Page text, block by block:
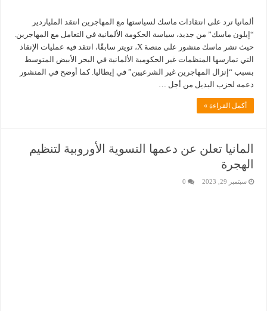
ألمانيا ترد على انتقادات ماسك لسياستها مع المهاجرين انتقد الملياردير
“إيلون ماسك” من جديد، سياسة الحكومة الألمانية في التعامل مع المهاجرين.
حيث نشر ماسك منشور على منصة X، تويتر سابقًا، انتقد فيه عمليات الإنقاذ
التي تمارسها المنظمات غير الحكومية الألمانية في البحر الأبيض المتوسط
بسبب “إنزال المهاجرين غير الشرعيين” في إيطاليا. كما أوضح في المنشور
دعمه لحزب البديل من أجل …
أكمل القراءة »
المانيا تعلن عن دعمها التسوية الأوروبية لتنظيم
الهجرة
سبتمبر 29, 2023 0